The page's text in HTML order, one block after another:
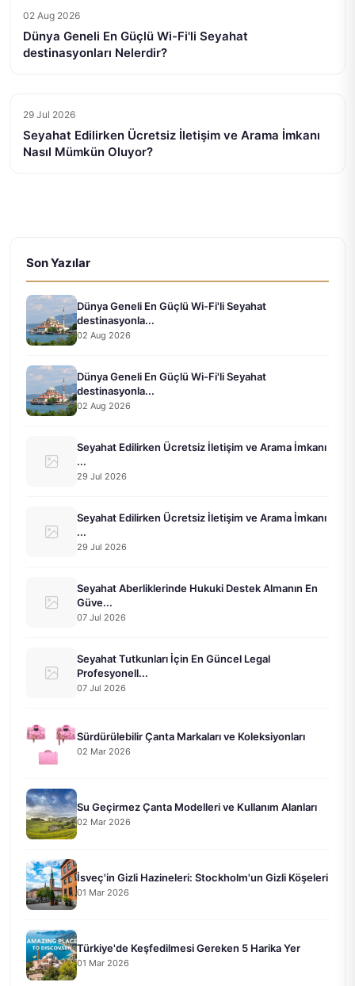
02 Aug 2026
Dünya Geneli En Güçlü Wi-Fi'li Seyahat
destinasyonları Nelerdir?
29 Jul 2026
Seyahat Edilirken Ücretsiz İletişim ve Arama İmkanı
Nasıl Mümkün Oluyor?
Son Yazılar
Dünya Geneli En Güçlü Wi-Fi'li Seyahat
destinasyonla...
02 Aug 2026
Dünya Geneli En Güçlü Wi-Fi'li Seyahat
destinasyonla...
02 Aug 2026
Seyahat Edilirken Ücretsiz İletişim ve Arama İmkanı
...
29 Jul 2026
Seyahat Edilirken Ücretsiz İletişim ve Arama İmkanı
...
29 Jul 2026
Seyahat Aberliklerinde Hukuki Destek Almanın En
Güve...
07 Jul 2026
Seyahat Tutkunları İçin En Güncel Legal
Profesyonell...
07 Jul 2026
Sürdürülebilir Çanta Markaları ve Koleksiyonları
02 Mar 2026
Su Geçirmez Çanta Modelleri ve Kullanım Alanları
02 Mar 2026
İsveç'in Gizli Hazineleri: Stockholm'un Gizli Köşeleri
01 Mar 2026
Türkiye'de Keşfedilmesi Gereken 5 Harika Yer
01 Mar 2026